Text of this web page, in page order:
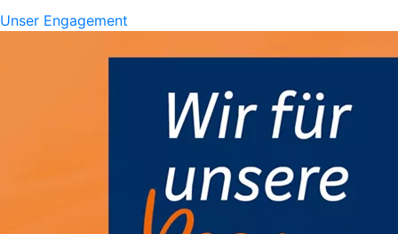
Unser Engagement